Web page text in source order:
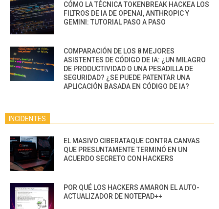
CÓMO LA TÉCNICA TOKENBREAK HACKEA LOS
FILTROS DE IA DE OPENAI, ANTHROPIC Y
GEMINI: TUTORIAL PASO A PASO
COMPARACIÓN DE LOS 8 MEJORES
ASISTENTES DE CÓDIGO DE IA: ¿UN MILAGRO
DE PRODUCTIVIDAD O UNA PESADILLA DE
SEGURIDAD? ¿SE PUEDE PATENTAR UNA
APLICACIÓN BASADA EN CÓDIGO DE IA?
INCIDENTES
EL MASIVO CIBERATAQUE CONTRA CANVAS
QUE PRESUNTAMENTE TERMINÓ EN UN
ACUERDO SECRETO CON HACKERS
POR QUÉ LOS HACKERS AMARON EL AUTO-
ACTUALIZADOR DE NOTEPAD++